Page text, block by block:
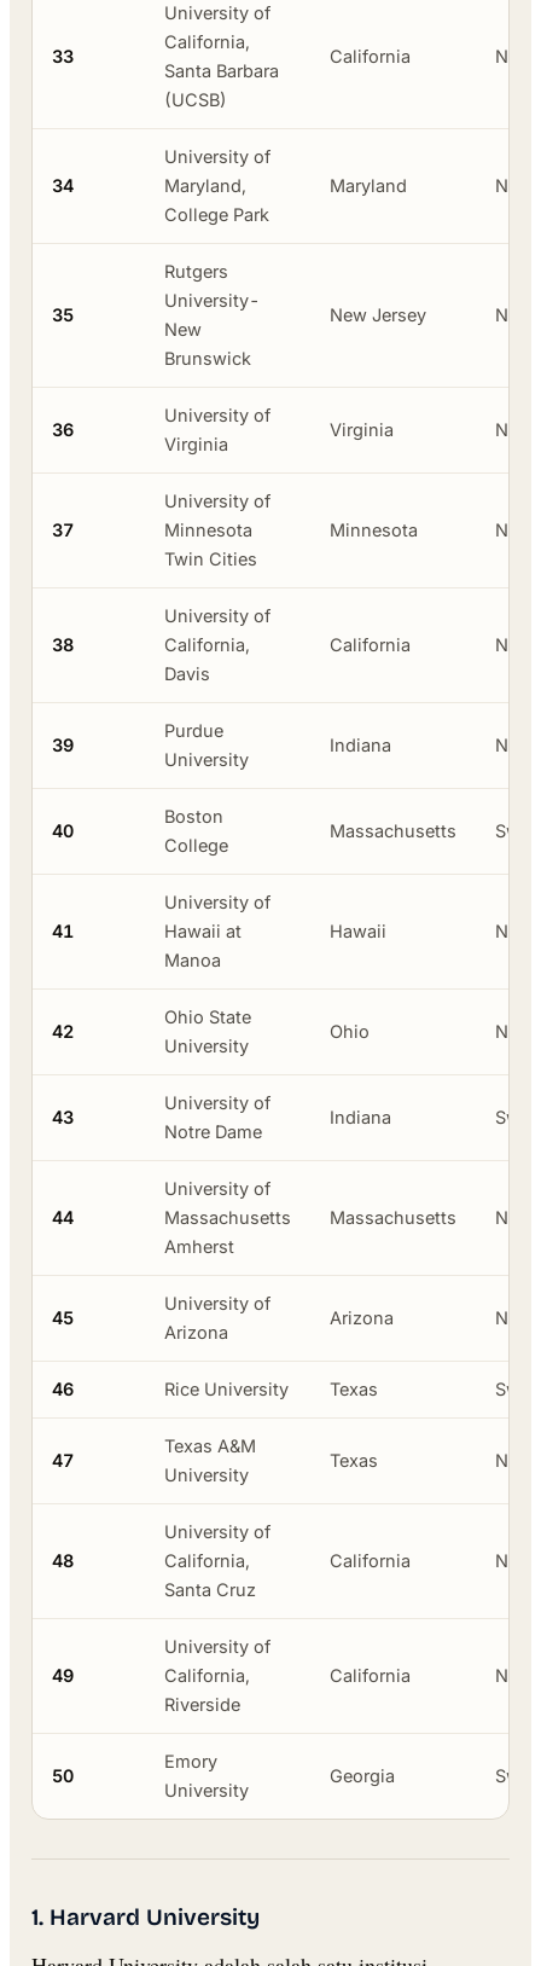
33
University of
California,
Santa Barbara
(UCSB)
California
34
University of
Maryland,
College Park
Maryland
35
Rutgers
University-
New
Brunswick
New Jersey
36
University of
Virginia
Virginia
37
University of
Minnesota
Twin Cities
Minnesota
38
University of
California,
Davis
California
39
Purdue
University
Indiana
40
Boston
College
Massachusetts
41
University of
Hawaii at
Manoa
Hawaii
42
Ohio State
University
Ohio
43
University of
Notre Dame
Indiana
44
University of
Massachusetts
Amherst
Massachusetts
45
University of
Arizona
Arizona
46 Rice University Texas
47
Texas A&M
University
Texas
48
University of
California,
Santa Cruz
California
49
University of
California,
Riverside
California
50
Emory
University
Georgia
1. Harvard University